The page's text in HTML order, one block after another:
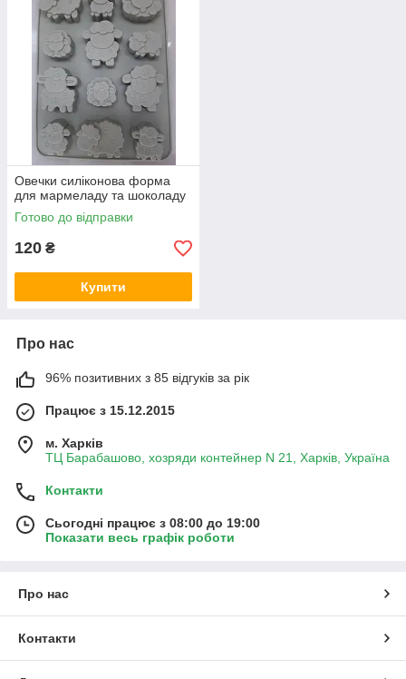
Овечки силіконова форма
для мармеладу та шоколаду
Готово до відправки
120 ₴
Купити
Про нас
96% позитивних з 85 відгуків за рік
Працює з 15.12.2015
м. Харків
ТЦ Барабашово, хозряди контейнер N 21, Харків, Україна
Контакти
Сьогодні працює з 08:00 до 19:00
Показати весь графік роботи
Про нас
Контакти